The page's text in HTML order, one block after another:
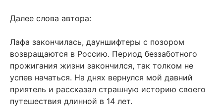
Далее слова автора:
Лафа закончилась, дауншифтеры с позором
возвращаются в Россию. Период беззаботного
прожигания жизни закончился, так толком не
успев начаться. На днях вернулся мой давний
приятель и рассказал страшную историю своего
путешествия длинной в 14 лет.